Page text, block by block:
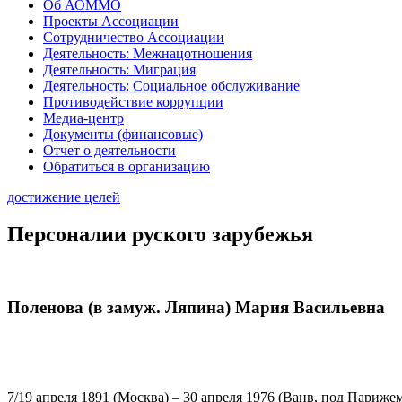
Об АОММО
Проекты Ассоциации
Сотрудничество Ассоциации
Деятельность: Межнацотношения
Деятельность: Миграция
Деятельность: Социальное обслуживание
Противодействие коррупции
Медиа-центр
Документы (финансовые)
Отчет о деятельности
Обратиться в организацию
достижение целей
Персоналии руского зарубежья
Поленова (в замуж. Ляпина) Мария Васильевна
7/19 апреля 1891 (Москва) – 30 апреля 1976 (Ванв, под